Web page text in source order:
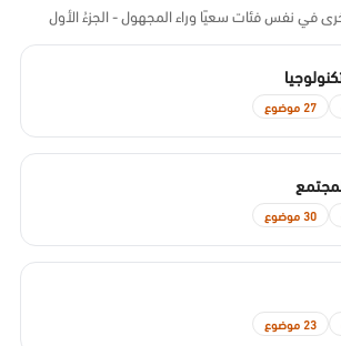
في نفس فئات سعيًا وراء المجهول - الجزءُ الأول
27 موضوع
30 موضوع
23 موضوع